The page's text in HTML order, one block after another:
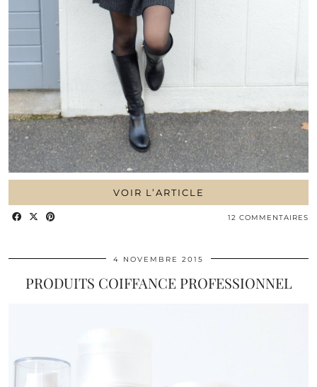
VOIR L’ARTICLE
12 COMMENTAIRES
4 NOVEMBRE 2015
PRODUITS COIFFANCE PROFESSIONNEL